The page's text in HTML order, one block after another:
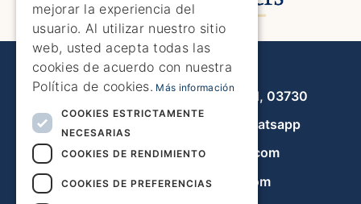
Javea Home Finders
Avenida de la Libertad 19, local 11, 03730
Whatsapp
info@javeahomefinders.com
es.javeahomefinders.com
SPANISH
GERMAN
FRENCH
mejorar la experiencia del
usuario. Al utilizar nuestro sitio
web, usted acepta todas las
cookies de acuerdo con nuestra
Política de cookies. Más información
COOKIES ESTRICTAMENTE
NECESARIAS
COOKIES DE RENDIMIENTO
COOKIES DE PREFERENCIAS